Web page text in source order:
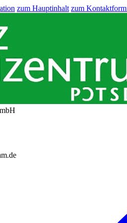
zum Hauptinhalt zum